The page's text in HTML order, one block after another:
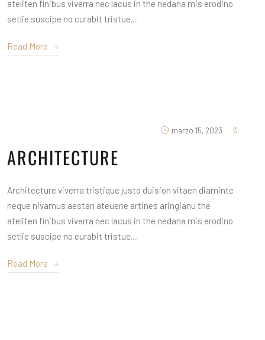
ateliten finibus viverra nec lacus in the nedana mis erodino
setlie suscipe no curabit tristue....
Read More
marzo 15, 2023
ARCHITECTURE
Architecture viverra tristique justo duision vitaen diaminte
neque nivamus aestan ateuene artines aringianu the
ateliten finibus viverra nec lacus in the nedana mis erodino
setlie suscipe no curabit tristue....
Read More